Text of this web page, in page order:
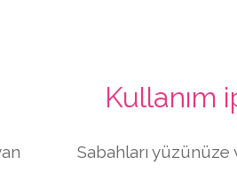
Kullanım
Sabahları